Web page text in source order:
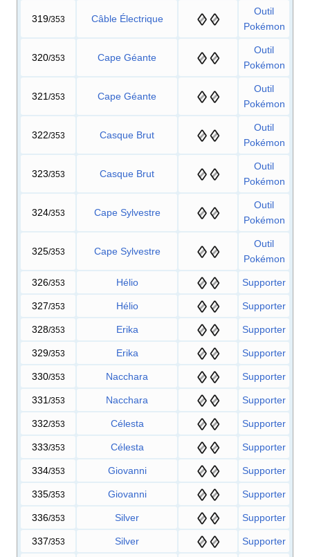
319/353 Câble Électrique
Outil
Pokémon
320/353 Cape Géante
Outil
Pokémon
321 /353 Cape Géante
Outil
Pokémon
322/353 Casque Brut
Outil
Pokémon
323/353 Casque Brut
Outil
Pokémon
324/353 Cape Sylvestre
Outil
Pokémon
325/353 Cape Sylvestre
Outil
Pokémon
326/353 Hélio Supporter
327/353 Hélio Supporter
328/353 Erika Supporter
329/353 Erika Supporter
330/353 Nacchara Supporter
331 /353 Nacchara Supporter
332/353 Célesta Supporter
333/353 Célesta Supporter
334/353 Giovanni Supporter
335/353 Giovanni Supporter
336/353 Silver Supporter
337/353 Silver Supporter